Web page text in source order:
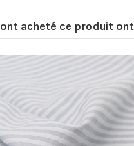
acheté ce produit